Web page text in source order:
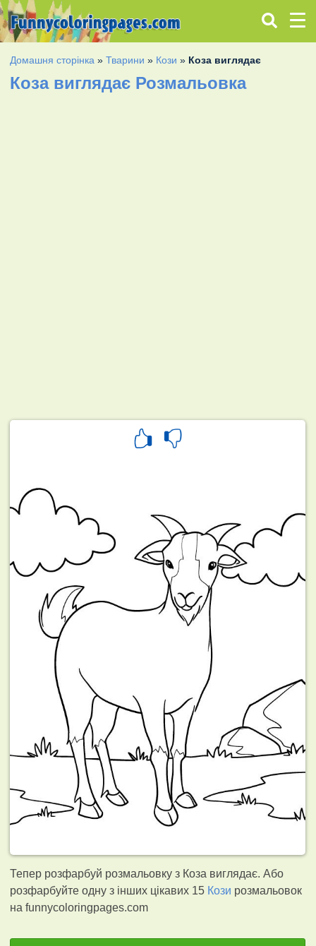
Домашня сторінка »Тварини » Кози » Коза виглядає
Коза виглядає Розмальовка
Тепер розфарбуй розмальовку з Коза виглядає. Або
розфарбуйте одну з інших цікавих 15 Кози розмальовок
на funnycoloringpages.com